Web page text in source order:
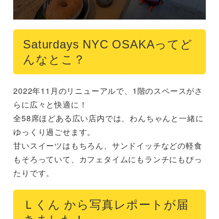
Saturdays NYC OSAKAってど
んなとこ？
2022年11月のリニューアルで、1階のスペースがさ
らに広々と快適に！
全58席ほどある広い店内では、わんちゃんと一緒に
ゆっくり過ごせます。
甘いスイーツはもちろん、サンドイッチなどの軽食
もそろっていて、カフェタイムにもランチにもぴっ
たりです。
Ｌくん から写真レポートが届